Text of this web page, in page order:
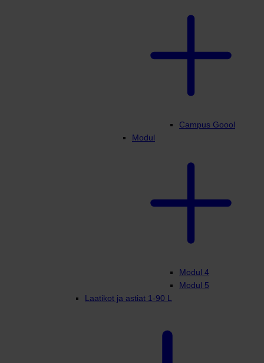
Campus Goool
Modul
Modul 4
Modul 5
Laatikot ja astiat 1-90 L